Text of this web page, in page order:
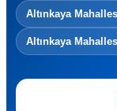
Altınkaya
Altınkaya